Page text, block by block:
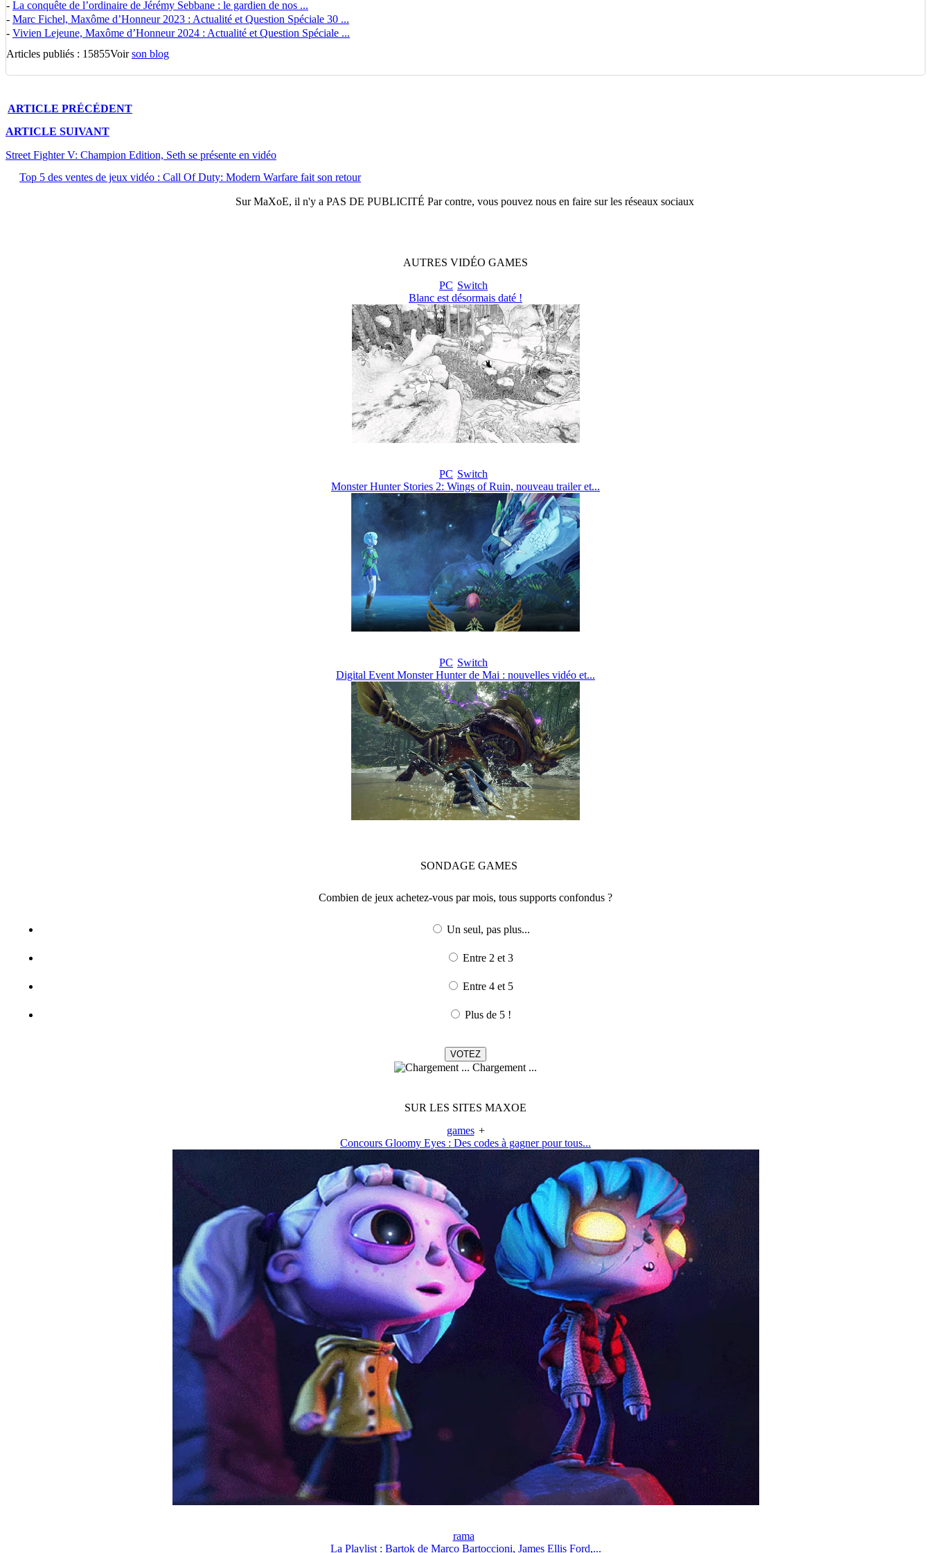
- La conquête de l’ordinaire de Jérémy Sebbane : le gardien de nos ...
- Marc Fichel, Maxôme d’Honneur 2023 : Actualité et Question Spéciale 30 ...
- Vivien Lejeune, Maxôme d’Honneur 2024 : Actualité et Question Spéciale ...
Articles publiés : 15855Voirson blog
ARTICLE PRÉCÉDENT
ARTICLE SUIVANT
Street Fighter V: Champion Edition, Seth se présente en vidéo
Top 5 des ventes de jeux vidéo : Call Of Duty: Modern Warfare fait son retour
SurMaXoE, il n'y a PAS DE PUBLICITÉ Par contre, vous pouvez nous en faire sur les réseaux sociaux
AUTRES VIDÉO GAMES
PC Switch
Blanc est désormais daté !
PC Switch
Monster Hunter Stories 2: Wings of Ruin, nouveau trailer et...
PC Switch
Digital Event Monster Hunter de Mai : nouvelles vidéo et...
SONDAGE GAMES
Combien de jeux achetez-vous par mois, tous supports confondus ?
Un seul, pas plus...
Entre 2 et 3
Entre 4 et 5
Plus de 5 !
Chargement ...
SUR LES SITES MAXOE
games +
Concours Gloomy Eyes : Des codes à gagner pour tous...
rama
La Playlist : Bartok de Marco Bartoccioni, James Ellis Ford,...